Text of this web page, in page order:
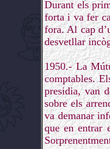
Durant els
forta i va fer
fora. Al cap
desvetllar
1950.- La
comptables.
presidia, van
sobre els
va demanar
que en entrar